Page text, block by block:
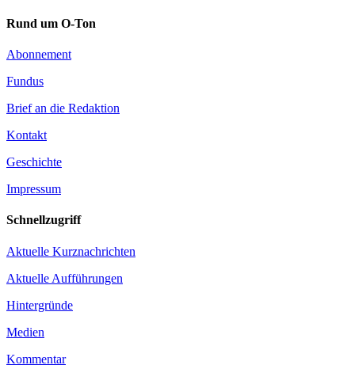
Rund um O-Ton
Abonnement
Fundus
Brief an die Redaktion
Kontakt
Geschichte
Impressum
Schnellzugriff
Aktuelle Kurznachrichten
Aktuelle Aufführungen
Hintergründe
Medien
Kommentar